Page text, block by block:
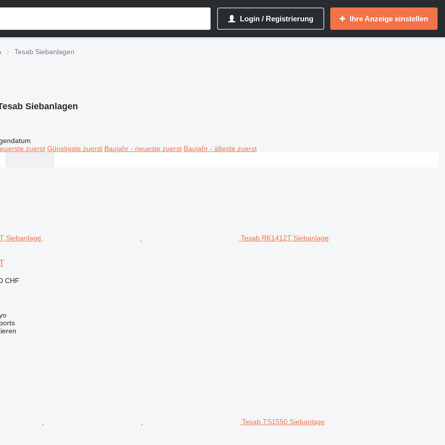
Login / Registrierung Ihre Anzeige einstellen
Tesab Siebanlagen‎
Siebanlagen‎
zuerst Günstigste zuerst Baujahr - neueste zuerst Baujahr - älteste zuerst
Tesab RK1412T Siebanlage
CHF
Tesab TS1550 Siebanlage